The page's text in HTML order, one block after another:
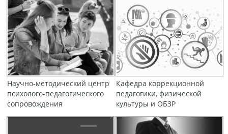
Научно-методический центр
психолого-педагогического
сопровождения
Кафедра коррекционной
педагогики, физической
культуры и ОБЗР